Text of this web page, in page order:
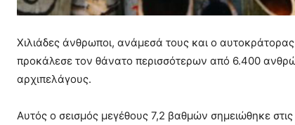
Χιλιάδες άνθρωποι, ανάμεσά τους και ο
προκάλεσε τον θάνατο περισσότερων από 6.400
αρχιπελάγους.
Αυτός ο σεισμός μεγέθους 7,2 βαθμών σημειώθηκε